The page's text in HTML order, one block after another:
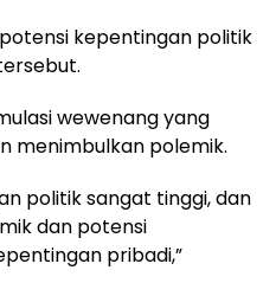
kepentingan politik
wewenang yang
menimbulkan polemik.
politik sangat tinggi, dan
dan potensi
pribadi,”